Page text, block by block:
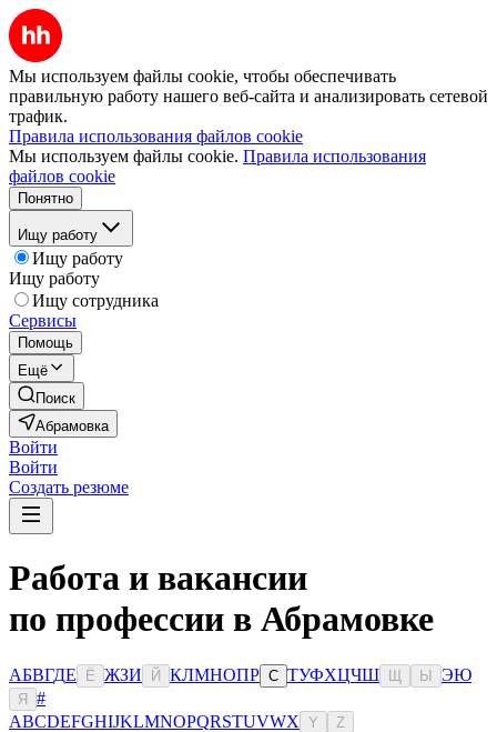
Мы используем файлы cookie, чтобы обеспечивать
правильную работу нашего веб-сайта и анализировать сетевой
трафик.
Правила использования файлов cookie
Мы используем файлы cookie. Правила использования
файлов cookie
Понятно
Ищу работу
Ищу работу
Ищу работу
Ищу сотрудника
Сервисы
Помощь
Ещё
Поиск
Абрамовка
Войти
Войти
Создать резюме
Работа и вакансии
по профессии в Абрамовке
АБВГДЕ Ё ЖЗИ Й КЛМНОПР С ТУФХЦЧШ Ы ЭЮ
Я
#
ABCDEFGHIJKLMNOPQRSTUVWX Y Z